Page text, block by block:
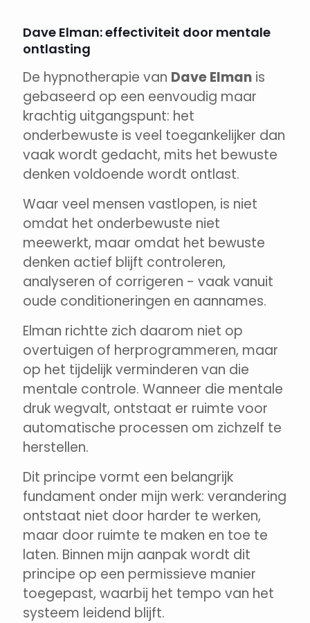
Dave Elman: effectiviteit door mentale
ontlasting
De hypnotherapie van Dave Elman is
gebaseerd op een eenvoudig maar
krachtig uitgangspunt: het
onderbewuste is veel toegankelijker dan
vaak wordt gedacht, mits het bewuste
denken voldoende wordt ontlast.
Waar veel mensen vastlopen, is niet
omdat het onderbewuste niet
meewerkt, maar omdat het bewuste
denken actief blijft controleren,
analyseren of corrigeren - vaak vanuit
oude conditioneringen en aannames.
Elman richtte zich daarom niet op
overtuigen of herprogrammeren, maar
op het tijdelijk verminderen van die
mentale controle. Wanneer die mentale
druk wegvalt, ontstaat er ruimte voor
automatische processen om zichzelf te
herstellen.
Dit principe vormt een belangrijk
fundament onder mijn werk: verandering
ontstaat niet door harder te werken,
maar door ruimte te maken en toe te
laten. Binnen mijn aanpak wordt dit
principe op een permissieve manier
toegepast, waarbij het tempo van het
systeem leidend blijft.